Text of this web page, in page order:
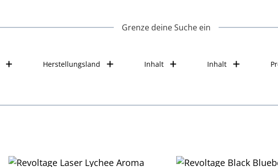
Grenze deine Suche ein
Herstellungsland Inhalt Inhalt